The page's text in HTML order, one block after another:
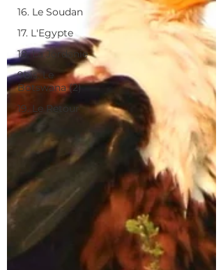
16. Le Soudan
17. L'Egypte
18. La Jordanie
9bis. Le
Botswana (2)
19. Le Retour